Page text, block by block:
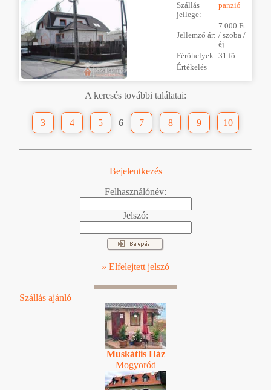
Szállás
jellege:
panzió
Jellemző ár:
7 000 Ft
/ szoba /
éj
Férőhelyek: 31 fő
Értékelés
A keresés további találatai:
3 4 5 6 7 8 9 10
Bejelentkezés
Felhasználónév:
Jelszó:
» Elfelejtett jelszó
Szállás ajánló
Muskátlis Ház
Mogyoród